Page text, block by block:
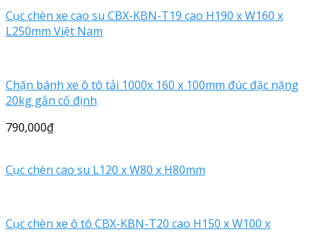
Cục chèn xe cao su CBX-KBN-T19 cao H190 x W160 x
L250mm Việt Nam
Chặn bánh xe ô tô tải 1000x 160 x 100mm đúc đặc nặng
20kg gắn cố định
790,000₫
Cục chèn cao su L120 x W80 x H80mm
Cục chèn xe ô tô CBX-KBN-T20 cao H150 x W100 x